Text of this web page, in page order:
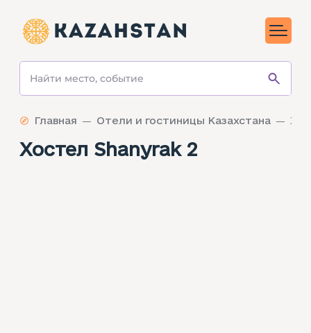
Хостел Shanyrak 2
Главная Отели и гостиницы Казахстана